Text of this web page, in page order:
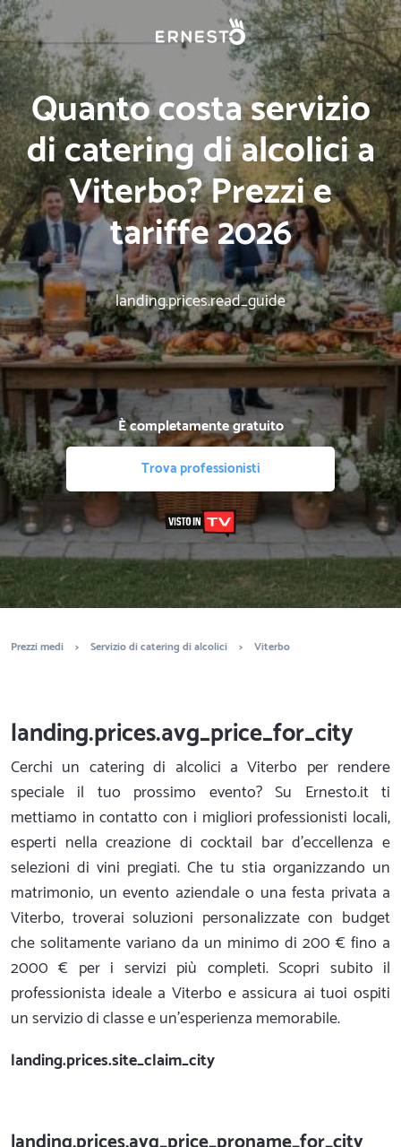
Quanto costa servizio
di catering di alcolici a
Viterbo? Prezzi e
tariffe 2026
landing.prices.read_guide
È completamente gratuito
Trova professionisti
Prezzi medi > Servizio di catering di alcolici > Viterbo
landing.prices.avg_price_for_city
Cerchi un catering di alcolici a Viterbo per rendere
speciale il tuo prossimo evento? Su Ernesto.it ti
mettiamo in contatto con i migliori professionisti locali,
esperti nella creazione di cocktail bar d'eccellenza e
selezioni di vini pregiati. Che tu stia organizzando un
matrimonio, un evento aziendale o una festa privata a
Viterbo, troverai soluzioni personalizzate con budget
che solitamente variano da un minimo di 200 € fino a
2000 € per i servizi più completi. Scopri subito il
professionista ideale a Viterbo e assicura ai tuoi ospiti
un servizio di classe e un'esperienza memorabile.
landing.prices.site_claim_city